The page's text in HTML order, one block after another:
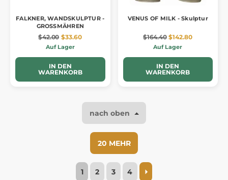
FALKNER, WANDSKULPTUR -
GROSSMÄHREN
$42.00 $33.60
Auf Lager
IN DEN
WARENKORB
VENUS OF MILK - Skulptur
$164.40 $142.80
Auf Lager
IN DEN
WARENKORB
nach oben
20 MEHR
1 2 3 4